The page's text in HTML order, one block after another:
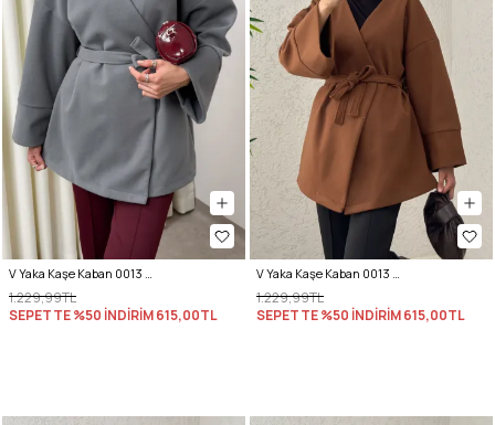
V Yaka Kaşe Kaban 0013 - GRİ
1.229,99TL
SEPETTE %50 İNDİRİM615,00TL
V Yaka Kaşe Kaban 0013 - TABA
1.229,99TL
SEPETTE %50 İNDİRİM615,00TL